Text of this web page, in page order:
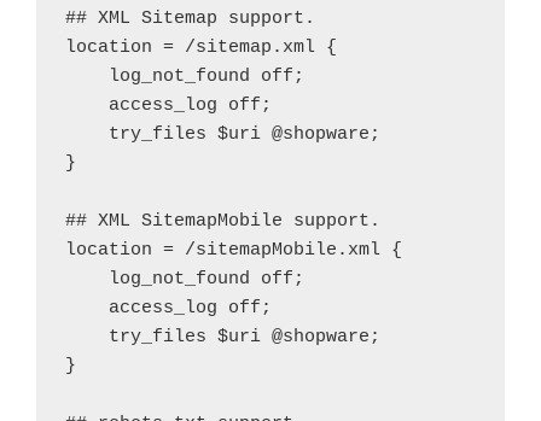
## XML Sitemap support.
location = /sitemap.xml {
    log_not_found off;
    access_log off;
    try_files $uri @shopware;
}
## XML SitemapMobile support.
location = /sitemapMobile.xml {
    log_not_found off;
    access_log off;
    try_files $uri @shopware;
}